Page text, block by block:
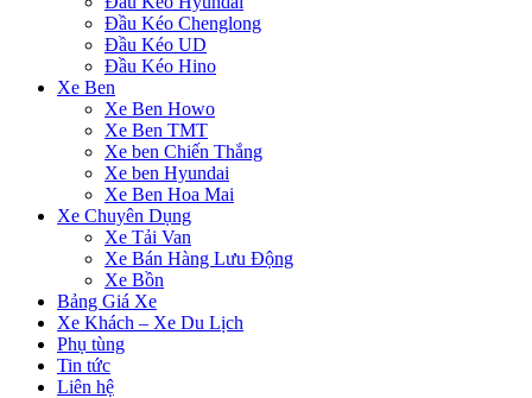
Đầu Kéo Chenglong
Đầu Kéo UD
Đầu Kéo Hino
Xe Ben
Xe Ben Howo
Xe Ben TMT
Xe ben Chiến Thắng
Xe ben Hyundai
Xe Ben Hoa Mai
Xe Chuyên Dụng
Xe Tải Van
Xe Bán Hàng Lưu Động
Xe Bồn
Bảng Giá Xe
Xe Khách – Xe Du Lịch
Phụ tùng
Tin tức
Liên hệ